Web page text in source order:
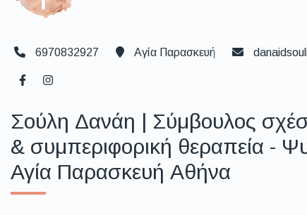
6970832927 Αγία Παρασκευή
Σούλη Δανάη | Σύμβουλος
& συμπεριφορική θεραπεία -
Αγία Παρασκευή Αθήνα